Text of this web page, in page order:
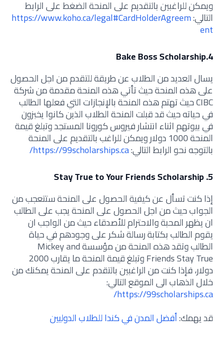
ويمكن للراغبين بالتقديم على المنحة الضغط على الرابط
التالي:https://www.koho.ca/legal#CardHolderAgreem
ent
4.Bake Boss Scholarship
يسال العديد من الطلاب عن طريقة للتقدم من اجل الحصول
على هذه المنحة حيث تأتي هذه المنحة مقدمة من شركة
CIBC حيث تهتم هذه المنحة بالإنجازات التي فعلها الطالب
في حياته حيث قد قبلت المنحة الطلاب الذين كانوا يخبزون
في بيوتهم اثناء انتشار فيروس كورونا المستجد وتبلغ قيمة
المنحة 1000 دولار ويمكن للراغب بالتقديم على المنحة
بالتوجه نحو الرابط التالي:https://99scholarships.ca/
5. Stay True to Your Friends Scholarship
إذا كنت تسأل عن كيفية الحصول على المنحة ستتعجب من
الجواب حيث من اجل الحصول على المنحة يجب على الطالب
ان يظهر المحبة والاحترام للأصدقاء حيث من الواجب ان
يقوم الطالب بكتابة رسالة شكر على وجودهم في حياة
الطالب وتقد هذه المنحة من مؤسسة Mickey and
Friends Stay True وتبلغ قيمة المنحة ما يقارب 2000
دولار، فإذا كنت من الراغبين بالتقدم على المنحة يمكنك من
خلال الذهاب الى الموقع التالي:
https://99scholarships.ca/
قد يهمك:أفضل المدن في كندا للطلاب الدوليين